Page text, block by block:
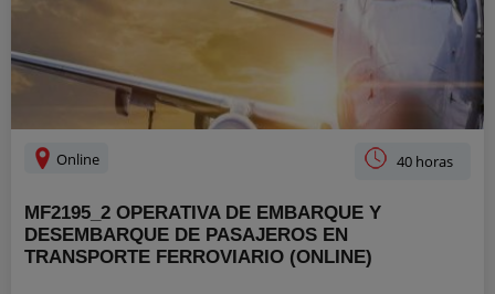
Online 40 horas
MF2195_2 OPERATIVA DE EMBARQUE Y
DESEMBARQUE DE PASAJEROS EN
TRANSPORTE FERROVIARIO (ONLINE)